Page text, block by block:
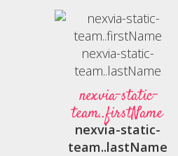
nexvia-static-
team..firstName
nexvia-static-
team..lastName